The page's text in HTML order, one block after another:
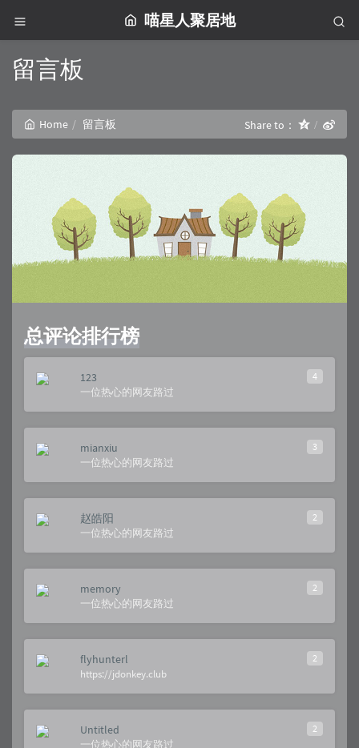
喵星人聚居地
留言板
Home 留言板 Share to：
总评论排行榜
4
123
一位热心的网友路过
3
mianxiu
一位热心的网友路过
2
赵皓阳
一位热心的网友路过
2
memory
一位热心的网友路过
2
flyhunterl
https://jdonkey.club
2
Untitled
一位热心的网友路过